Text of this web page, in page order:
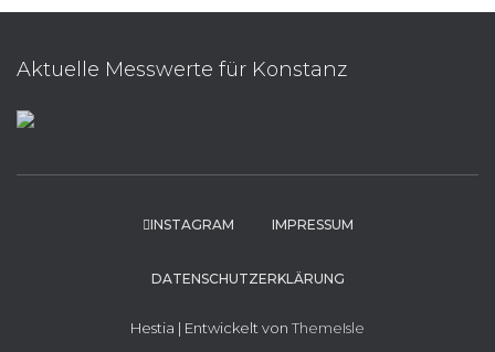
Aktuelle Messwerte für Konstanz
INSTAGRAM IMPRESSUM
DATENSCHUTZERKLÄRUNG
Hestia | Entwickelt von ThemeIsle